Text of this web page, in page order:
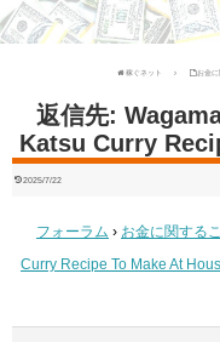
稼ぐネット お金
返信先:
Katsu Curry
2025/7/22
フォーラム › お金に関する
Curry Recipe To Make At